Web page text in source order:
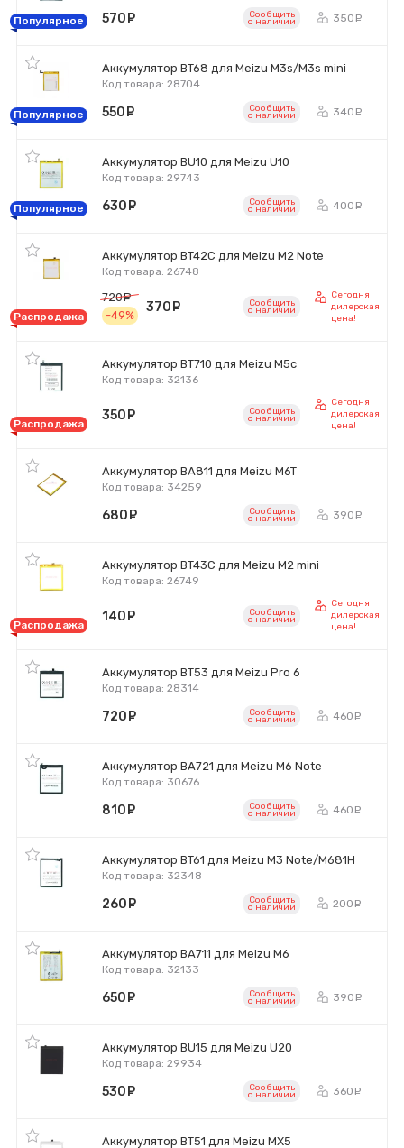
Популярное 570 Сообщить
o наличии 350
Аккумулятор BT68 для Meizu M3s/M3s mini
Код товара: 28704
Популярное 550 Сообщить
o наличии 340
Аккумулятор BU10 для Meizu U10
Код товара: 29743
Популярное 630 Сообщить
o наличии 400
Аккумулятор BT42C для Meizu M2 Note
Код товара: 26748
Распродажа
720
-49%
370 руб.Сообщить
o наличии
Сегодня
дилерская
цена!
Аккумулятор BT710 для Meizu M5c
Код товара: 32136
Распродажа
350 Сообщить
o наличии
Сегодня
дилерская
цена!
Аккумулятор BA811 для Meizu M6T
Код товара: 34259
680 Сообщить
o наличии 390
Аккумулятор BT43C для Meizu M2 mini
Код товара: 26749
Распродажа
140 Сообщить
o наличии
Сегодня
дилерская
цена!
Аккумулятор BT53 для Meizu Pro 6
Код товара: 28314
720 Сообщить
o наличии 460
Аккумулятор BA721 для Meizu M6 Note
Код товара: 30676
810 Сообщить
o наличии 460
Аккумулятор BT61 для Meizu M3 Note/M681H
Код товара: 32348
260 Сообщить
o наличии 200
Аккумулятор BA711 для Meizu M6
Код товара: 32133
650 Сообщить
o наличии 390
Аккумулятор BU15 для Meizu U20
Код товара: 29934
530 Сообщить
o наличии 360
Аккумулятор BT51 для Meizu MX5